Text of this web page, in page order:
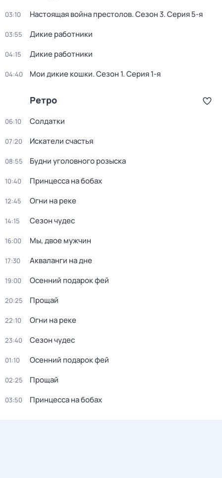
03:10 Настоящая война престолов. Сезон 3. Серия 5-я
03:55 Дикие работники
04:15 Дикие работники
04:40 Мои дикие кошки. Сезон 1. Серия 1-я
Ретро
06:10 Солдатки
07:20 Искатели счастья
08:55 Будни уголовного розыска
10:40 Принцесса на бобах
12:45 Огни на реке
14:15 Сезон чудес
16:00 Мы, двое мужчин
17:30 Акваланги на дне
19:00 Осенний подарок фей
20:25 Прощай
22:10 Огни на реке
23:40 Сезон чудес
01:10 Осенний подарок фей
02:25 Прощай
03:50 Принцесса на бобах